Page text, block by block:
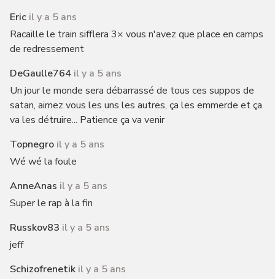
Eric il y a 5 ans
Racaille le train sifflera 3× vous n'avez que place en camps
de redressement
DeGaulle764 il y a 5 ans
Un jour le monde sera débarrassé de tous ces suppos de
satan, aimez vous les uns les autres, ça les emmerde et ça
va les détruire... Patience ça va venir
Topnegro il y a 5 ans
Wé wé la foule
AnneAnas il y a 5 ans
Super le rap à la fin
Russkov83 il y a 5 ans
jeff
Schizofrenetik il y a 5 ans